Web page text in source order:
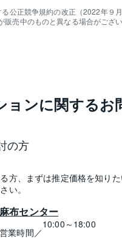
公正競争規約の改正（2022年９
販売中のものと異なる場合がござい
ョンに関するお
の方
方、まずは推定価格を知り
い。
麻布センター
営業時間／
10:00～18:00